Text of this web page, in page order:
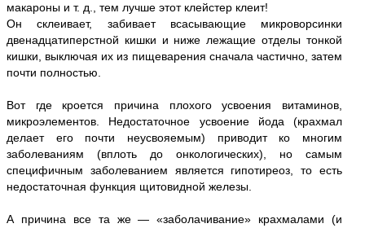
макароны и т. д., тем лучше этот клейстер клеит!
Он склеивает, забивает всасывающие микроворсинки
двенадцатиперстной кишки и ниже лежащие отделы тонкой
кишки, выключая их из пищеварения сначала частично, затем
почти полностью.
Вот где кроется причина плохого усвоения витаминов,
микроэлементов. Недостаточное усвоение йода (крахмал
делает его почти неусвояемым) приводит ко многим
заболеваниям (вплоть до онкологических), но самым
специфичным заболеванием является гипотиреоз, то есть
недостаточная функция щитовидной железы.
А причина все та же — «заболачивание» крахмалами (и